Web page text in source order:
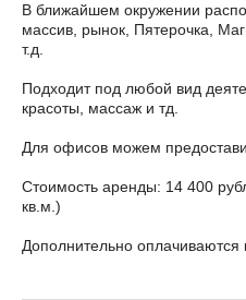
В ближайшем окружении
массив, рынок, Пятерочка,
т.д.
Подходит под любой вид
красоты, массаж и тд.
Для офисов можем
Стоимость аренды: 14 400
кв.м.)
Дополнительно оплачиваются